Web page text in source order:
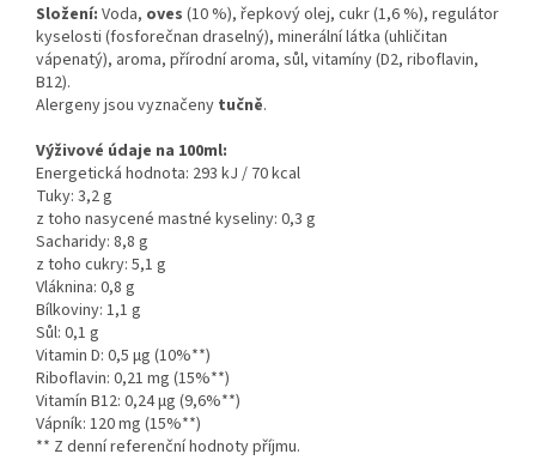
Složení: Voda, oves (10 %), řepkový olej, cukr (1,6 %), regulátor
kyselosti (fosforečnan draselný), minerální látka (uhličitan
vápenatý), aroma, přírodní aroma, sůl, vitamíny (D2, riboflavin,
B12).
Alergeny jsou vyznačeny tučně.
Výživové údaje na 100ml:
Energetická hodnota: 293 kJ / 70 kcal
Tuky: 3,2 g
z toho nasycené mastné kyseliny: 0,3 g
Sacharidy: 8,8 g
z toho cukry: 5,1 g
Vláknina: 0,8 g
Bílkoviny: 1,1 g
Sůl: 0,1 g
Vitamin D: 0,5 µg (10%**)
Riboflavin: 0,21 mg (15%**)
Vitamín B12: 0,24 µg (9,6%**)
Vápník: 120 mg (15%**)
** Z denní referenční hodnoty příjmu.